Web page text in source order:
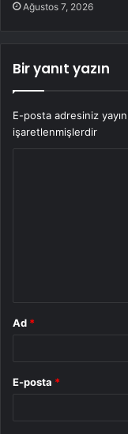
Ağustos 7, 2026
Bir yanıt yazın
E-posta adresiniz
işaretlenmişlerdir
Ad *
E-posta *